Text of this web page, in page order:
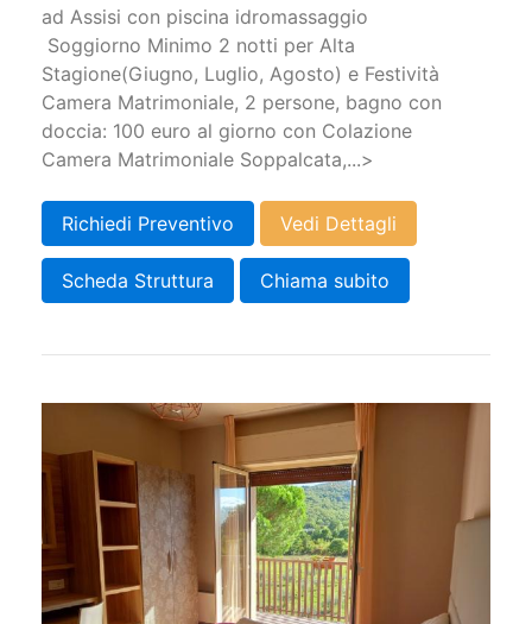
ad Assisi con piscina idromassaggio
Soggiorno Minimo 2 notti per Alta
Stagione(Giugno, Luglio, Agosto) e Festività
Camera Matrimoniale, 2 persone, bagno con
doccia: 100 euro al giorno con Colazione
Camera Matrimoniale Soppalcata,...>
Richiedi Preventivo Vedi Dettagli
Scheda Struttura Chiama subito